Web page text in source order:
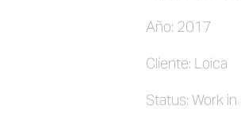
Año: 2017
Cliente: Loica
Status: Work